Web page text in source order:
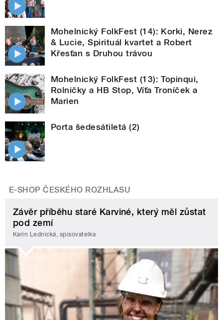
Mohelnický FolkFest (14): Korki, Nerez
& Lucie, Spirituál kvartet a Robert
Křesťan s Druhou trávou
Mohelnický FolkFest (13): Topinqui,
Rolničky a HB Stop, Víťa Troníček a
Marien
Porta šedesátiletá (2)
E-SHOP ČESKÉHO ROZHLASU
Závěr příběhu staré Karviné, který měl zůstat
pod zemí
Karin Lednická, spisovatelka